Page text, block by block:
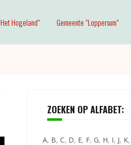
Hogeland” Gemeente “Loppersum”
ZOEKEN OP ALFABET:
A, B, C, D, E, F, G, H, I, J, K,